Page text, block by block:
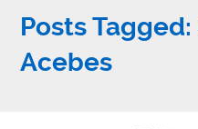
Posts Tagged:
Acebes